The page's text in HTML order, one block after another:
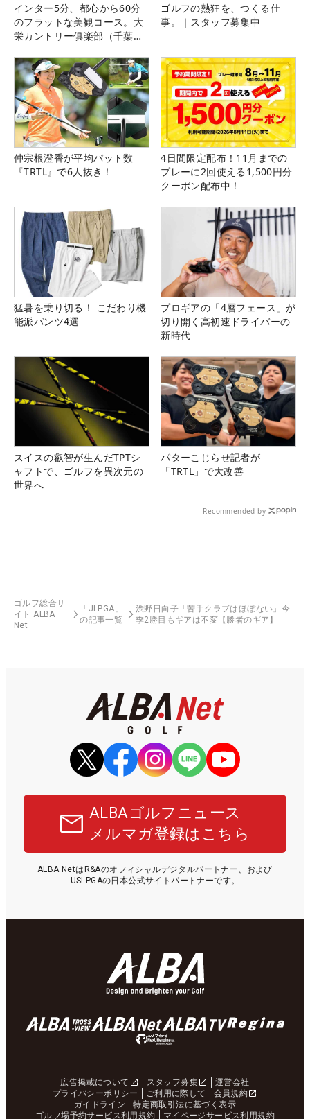
インター5分、都心から60分
のフラットな美観コース。大
栄カントリー俱楽部（千葉
ゴルフの熱狂を、つくる仕
事。｜スタッフ募集中
仲宗根澄香が平均パット数
『TRTL』で6人抜き！
4日間限定配布！11月までの
プレーに2回使える1,500円分
クーポン配布中！
猛暑を乗り切る！ こだわり機
能派パンツ4選
プロギアの「4層フェース」が
切り開く高初速ドライバーの
新時代
スイスの叡智が生んだTPTシ
ャフトで、ゴルフを異次元の
世界へ
パターこじらせ記者が
「TRTL」で大改善
Recommended by
ゴルフ総合サ
イト ALBA
Net
「JLPGA」
の記事一覧
渋野日向子「苦手クラブはほぼない」今
季2勝目もギアは不変【勝者のギア】
ALBAゴルフニュース
メルマガ登録はこちら
ALBA NetはR&Aのオフィシャルデジタルパートナー、および
USLPGAの日本公式サイトパートナーです。
広告掲載について スタッフ募集
運営会社
プライバシーポリシー
ご利用に際して
会員規約
ガイドライン
特定商取引法に基づく表示
ゴルフ場予約サービス利用規約
マイページサービス利用規約